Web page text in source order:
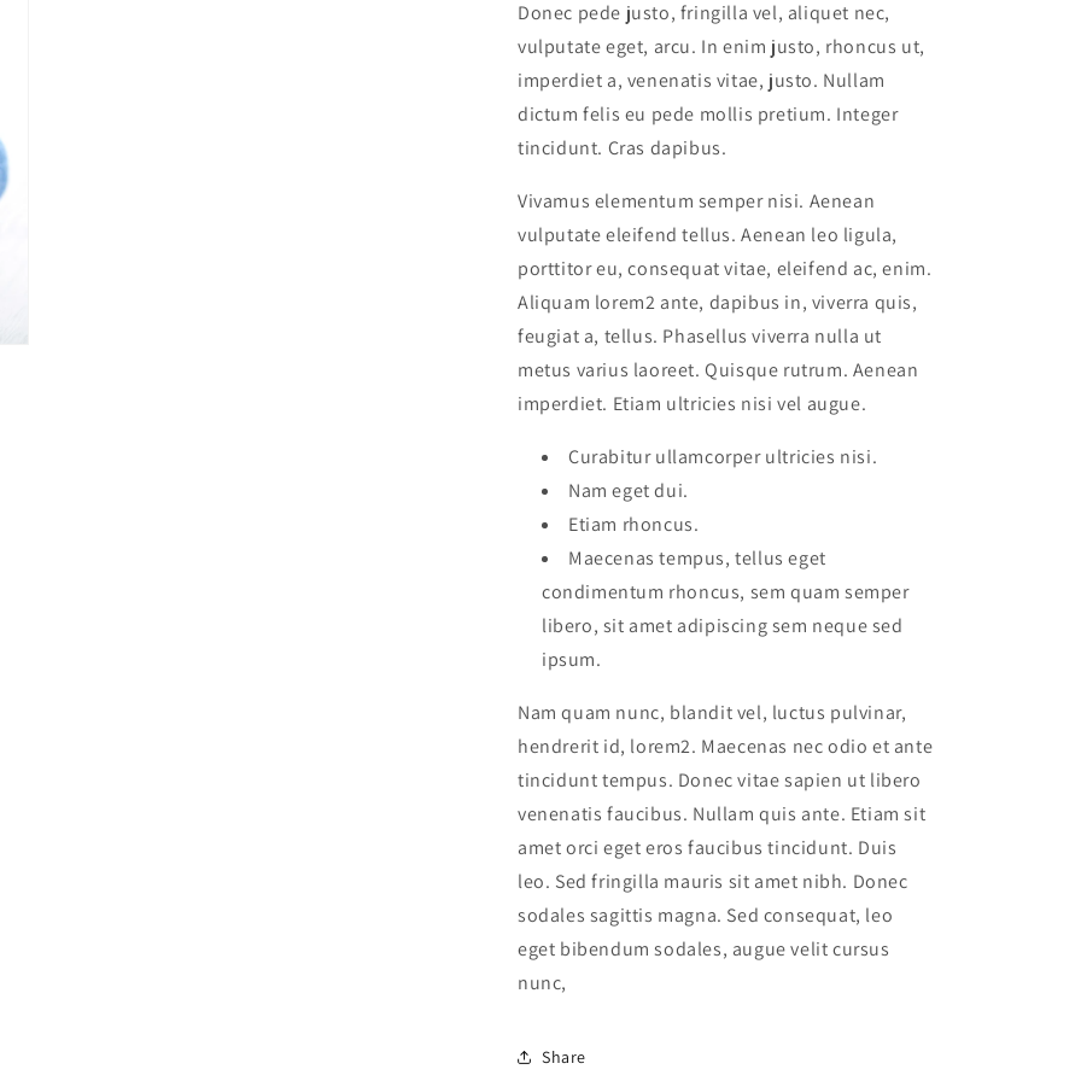
Donec pede justo, fringilla vel, aliquet nec,
vulputate eget, arcu. In enim justo, rhoncus ut,
imperdiet a, venenatis vitae, justo. Nullam
dictum felis eu pede mollis pretium. Integer
tincidunt. Cras dapibus.
Vivamus elementum semper nisi. Aenean
vulputate eleifend tellus. Aenean leo ligula,
porttitor eu, consequat vitae, eleifend ac, enim.
Aliquam lorem2 ante, dapibus in, viverra quis,
feugiat a, tellus. Phasellus viverra nulla ut
metus varius laoreet. Quisque rutrum. Aenean
imperdiet. Etiam ultricies nisi vel augue.
Curabitur ullamcorper ultricies nisi.
Nam eget dui.
Etiam rhoncus.
Maecenas tempus, tellus eget
condimentum rhoncus, sem quam semper
libero, sit amet adipiscing sem neque sed
ipsum.
Nam quam nunc, blandit vel, luctus pulvinar,
hendrerit id, lorem2. Maecenas nec odio et ante
tincidunt tempus. Donec vitae sapien ut libero
venenatis faucibus. Nullam quis ante. Etiam sit
amet orci eget eros faucibus tincidunt. Duis
leo. Sed fringilla mauris sit amet nibh. Donec
sodales sagittis magna. Sed consequat, leo
eget bibendum sodales, augue velit cursus
nunc,
Share